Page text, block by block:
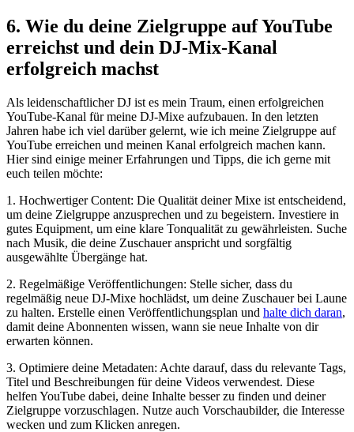
6. Wie du deine Zielgruppe auf YouTube
erreichst und dein DJ-Mix-Kanal
erfolgreich machst
Als leidenschaftlicher DJ ist es mein ​Traum, einen erfolgreichen
YouTube-Kanal für meine DJ-Mixe aufzubauen. In den letzten
Jahren⁤ habe ich viel darüber gelernt, wie ich ⁢meine Zielgruppe auf
YouTube erreichen und meinen⁣ Kanal erfolgreich machen kann.
Hier sind einige meiner Erfahrungen und Tipps, die ich gerne mit
euch teilen möchte:
1.‍ Hochwertiger Content: Die Qualität deiner Mixe ist entscheidend,
um deine Zielgruppe​ anzusprechen und zu begeistern. Investiere in
gutes Equipment, um eine klare Tonqualität zu ‌gewährleisten. Suche
nach Musik, die deine Zuschauer anspricht und sorgfältig
ausgewählte Übergänge ​hat.
2.⁢ Regelmäßige Veröffentlichungen: Stelle sicher, dass du
regelmäßig neue DJ-Mixe hochlädst, um deine Zuschauer bei Laune
zu halten. Erstelle einen Veröffentlichungsplan und halte dich daran,
damit deine⁣ Abonnenten wissen, wann sie neue Inhalte von dir
erwarten können.
3. Optimiere deine Metadaten: Achte darauf, dass ​du relevante Tags,
Titel und Beschreibungen für deine Videos verwendest. Diese
helfen YouTube dabei, deine Inhalte besser⁣ zu finden und deiner
Zielgruppe vorzuschlagen. Nutze auch Vorschaubilder,⁣ die Interesse
wecken⁢ und‍ zum Klicken anregen.